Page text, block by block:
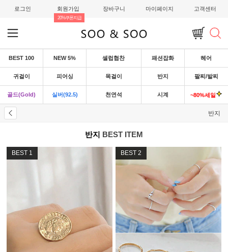
로그인 회원가입
20%쿠폰지급
장바구니 마이페이지 고객센터
BEST 100 NEW 5% 셀럽협찬 패션잡화 헤어
귀걸이 피어싱 목걸이 반지 팔찌/발찌
골드(Gold) 실버(92.5) 천연석 시계 ~80%세일
반지
반지 BEST ITEM
BEST 1 BEST 2